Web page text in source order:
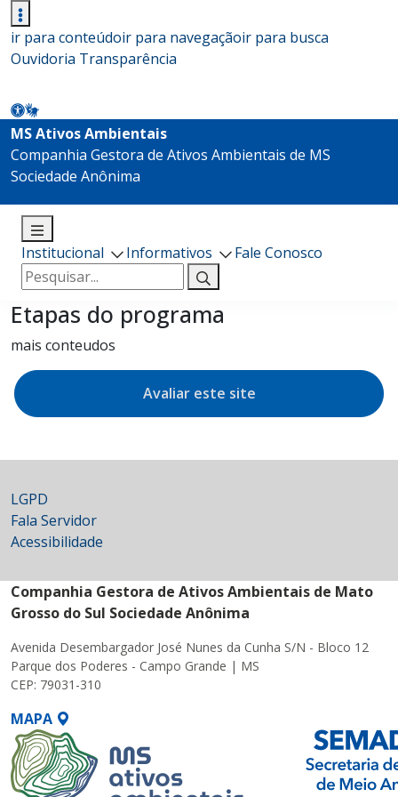
ir para conteúdoir para navegaçãoir para busca
Ouvidoria Transparência
MS Ativos Ambientais
Companhia Gestora de Ativos Ambientais de MS
Sociedade Anônima
Institucional Informativos
Fale Conosco
Pesquisar
por:
Etapas do programa
mais conteudos
Avaliar este site
LGPD
Fala Servidor
Acessibilidade
Companhia Gestora de Ativos Ambientais de Mato
Grosso do Sul Sociedade Anônima
Avenida Desembargador José Nunes da Cunha S/N - Bloco 12
Parque dos Poderes - Campo Grande | MS
CEP: 79031-310
MAPA